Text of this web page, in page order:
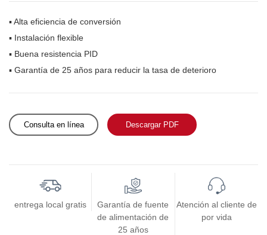
▪ Alta eficiencia de conversión
▪ Instalación flexible
▪ Buena resistencia PID
▪ Garantía de 25 años para reducir la tasa de deterioro
Consulta en línea Descargar PDF
entrega local gratis
Garantía de fuente
de alimentación de
25 años
Atención al cliente de
por vida